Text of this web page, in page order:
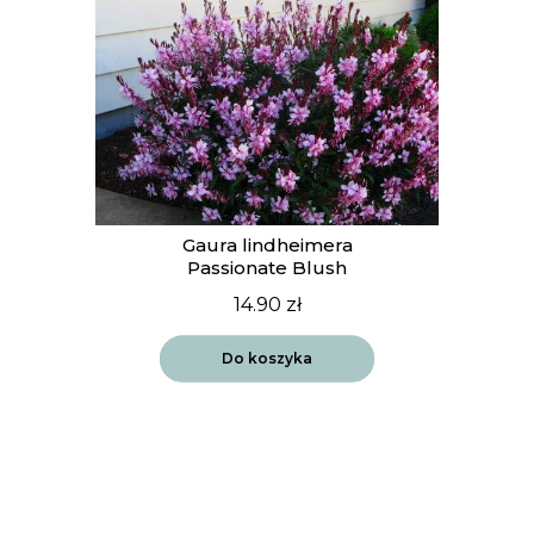
Gaura lindheimera
Passionate Blush
14.90 zł
Do koszyka